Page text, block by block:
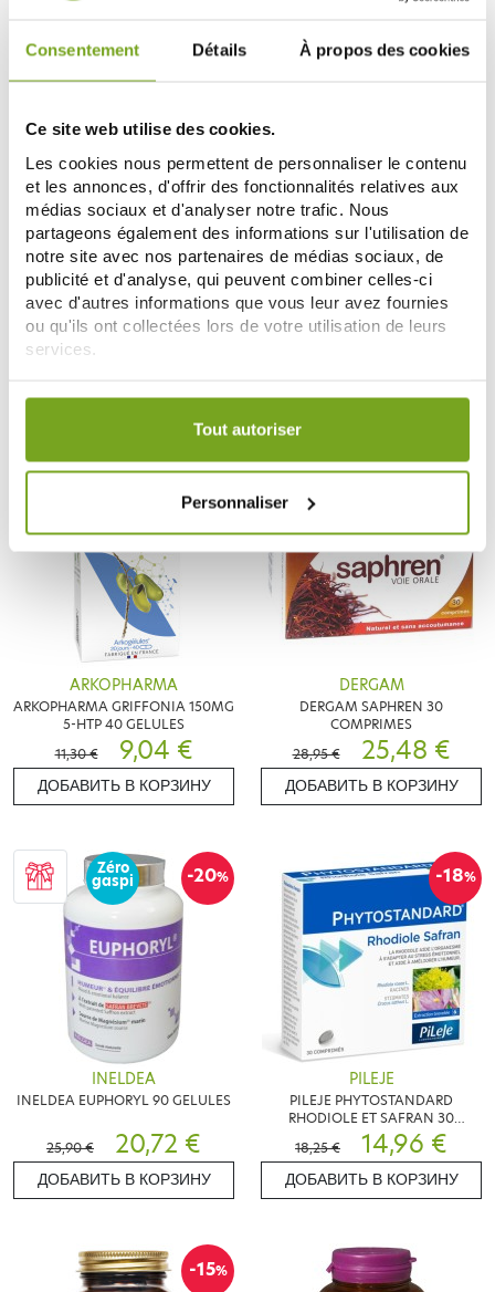
Consentement Détails À propos des cookies
Ce site web utilise des cookies.
Les cookies nous permettent de personnaliser le contenu
et les annonces, d'offrir des fonctionnalités relatives aux
médias sociaux et d'analyser notre trafic. Nous
partageons également des informations sur l'utilisation de
notre site avec nos partenaires de médias sociaux, de
publicité et d'analyse, qui peuvent combiner celles-ci
avec d'autres informations que vous leur avez fournies
ou qu'ils ont collectées lors de votre utilisation de leurs
services.
Votre choix de consentement est conservé pendant une
Tout autoriser
Personnaliser
GRANIONS
GRANIONS RESTOR' 60 CAPSULES
15,42 €
ДОБАВИТЬ В КОРЗИНУ
PILEJE
PILEJE PHYTOSTANDARD
ESCHSCHOLTZIA ET VALERIANE
ДОБАВИТЬ В КОРЗИНУ
-20
Zéro
ARKOPHARMA
ARKOPHARMA GRIFFONIA 150MG
5-HTP 40 GELULES
11,30 €
9,04 €
ДОБАВИТЬ В КОРЗИНУ
-12
DERGAM
DERGAM SAPHREN 30
COMPRIMES
28,95 €
25,48 €
ДОБАВИТЬ В КОРЗИНУ
-20%
Zéro
gaspi
INELDEA
INELDEA EUPHORYL 90 GELULES
25,90 € 20,72 €
ДОБАВИТЬ В КОРЗИНУ
-18%
PILEJE
PILEJE PHYTOSTANDARD
RHODIOLE ET SAFRAN 30
COMPRIMES
18,25 € 14,96 €
ДОБАВИТЬ В КОРЗИНУ
-15%